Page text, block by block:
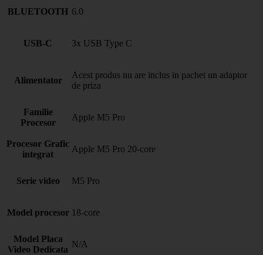
BLUETOOTH 6.0
USB-C 3x USB Type C
Alimentator
Acest produs nu are inclus in pachet un adaptor
de priza
Familie
Procesor
Apple M5 Pro
Procesor Grafic
integrat
Apple M5 Pro 20-core
Serie video M5 Pro
Model procesor 18-core
Model Placa
Video Dedicata
N/A